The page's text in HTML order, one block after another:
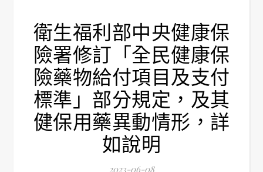
衛生福利部中央健康保
險署修訂「全民健康保
險藥物給付項目及支付
標準」部分規定，及其
健保用藥異動情形，詳
如說明
2023-06-08